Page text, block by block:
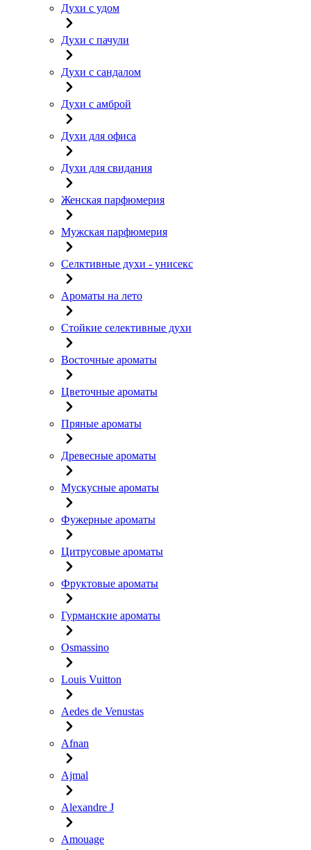
Духи с удом
Духи с пачули
Духи с сандалом
Духи с амброй
Духи для офиса
Духи для свидания
Женская парфюмерия
Мужская парфюмерия
Селктивные духи - унисекс
Ароматы на лето
Стойкие селективные духи
Восточные ароматы
Цветочные ароматы
Пряные ароматы
Древесные ароматы
Мускусные ароматы
Фужерные ароматы
Цитрусовые ароматы
Фруктовые ароматы
Гурманские ароматы
Osmassino
Louis Vuitton
Aedes de Venustas
Afnan
Ajmal
Alexandre J
Amouage